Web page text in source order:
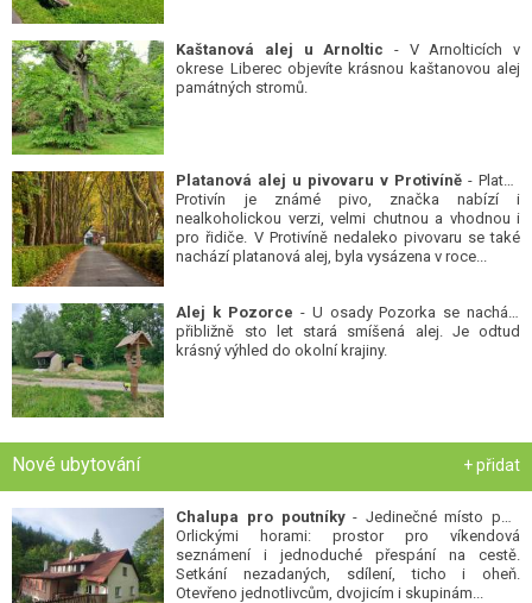
Kaštanová alej u Arnoltic - V Arnolticích v
okrese Liberec objevíte krásnou kaštanovou alej
památných stromů.
Platanová alej u pivovaru v Protivíně - Platan
Protivín je známé pivo, značka nabízí i
nealkoholickou verzi, velmi chutnou a vhodnou i
pro řidiče. V Protivíně nedaleko pivovaru se také
nachází platanová alej, byla vysázena v roce...
Alej k Pozorce - U osady Pozorka se nachází
přibližně sto let stará smíšená alej. Je odtud
krásný výhled do okolní krajiny.
Nové ubytování + přidat
Chalupa pro poutníky- Jedinečné místo pod
Orlickými horami: prostor pro víkendová
seznámení i jednoduché přespání na cestě.
Setkání nezadaných, sdílení, ticho i oheň.
Otevřeno jednotlivcům, dvojicím i skupinám...